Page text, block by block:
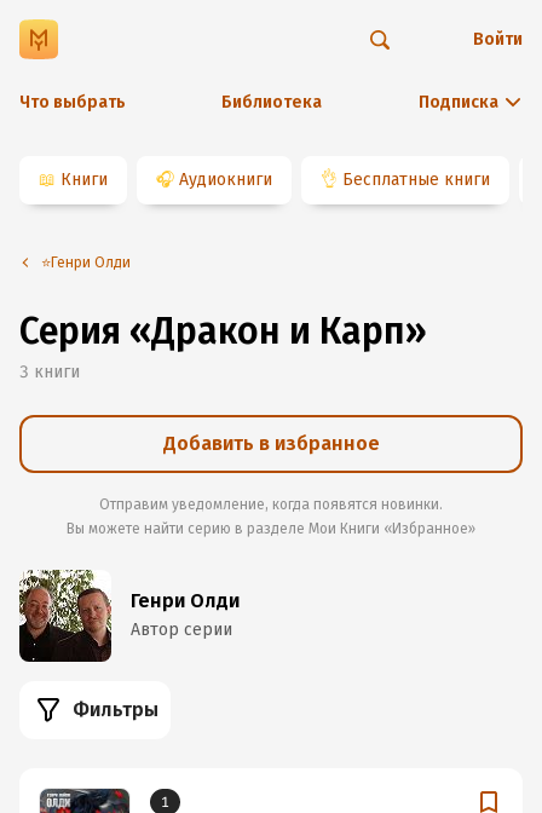
Что выбрать Библиотека Подписка
Войти
📖 Книги 🎧 Аудиокниги 👌 Бесплатные книги
⭐️Генри Олди
Серия «Дракон и Карп»
3 книги
Добавить в избранное
Отправим уведомление, когда появятся новинки.
Вы можете найти серию в разделе Мои Книги «Избранное»
Генри Олди
Автор серии
Фильтры
1